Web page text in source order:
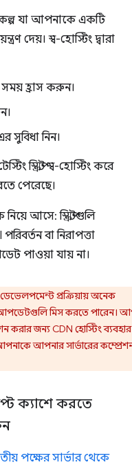
যা আপনাকে একটি
দেয়। স্ব-হোস্টিং দ্বারা
হ্রাস করুন।
সুবিধা নিন।
স্ক্রিপ্ট স্ব-হোস্টিং করে
পেরেছে।
আসে: স্ক্রিপ্টগুলি
বা নিরাপত্তা
পাওয়া যায় না।
প্রক্রিয়ায় অনেক
মিস করতে পারেন।
করার জন্য CDN হোস্টিং ব্যবহার
আপনার সার্ভারের
ক্যাশে করতে
পক্ষের সার্ভার থেকে